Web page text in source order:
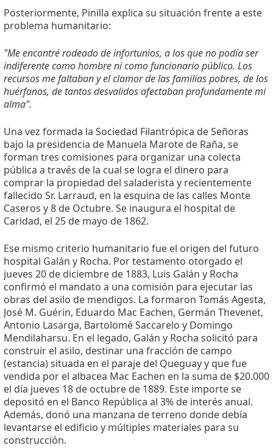
Posteriormente, Pinilla explica su situación frente a este
problema humanitario:
"Me encontré rodeado de infortunios, a los que no podía ser
indiferente como hombre ni como funcionario público. Los
recursos me faltaban y el clamor de las familias pobres, de los
huérfanos, de tantos desvalidos afectaban profundamente mi
alma".
Una vez formada la Sociedad Filantrópica de Señoras
bajo la presidencia de Manuela Marote de Raña, se
forman tres comisiones para organizar una colecta
pública a través de la cual se logra el dinero para
comprar la propiedad del saladerista y recientemente
fallecido Sr. Larraud, en la esquina de las calles Monte
Caseros y 8 de Octubre. Se inaugura el hospital de
Caridad, el 25 de mayo de 1862.
Ese mismo criterio humanitario fue el origen del futuro
hospital Galán y Rocha. Por testamento otorgado el
jueves 20 de diciembre de 1883, Luis Galán y Rocha
confirmó el mandato a una comisión para ejecutar las
obras del asilo de mendigos. La formaron Tomás Agesta,
José M. Guérin, Eduardo Mac Eachen, Germán Thevenet,
Antonio Lasarga, Bartolomé Saccarelo y Domingo
Mendilaharsu. En el legado, Galán y Rocha solicitó para
construir el asilo, destinar una fracción de campo
(estancia) situada en el paraje del Queguay y que fue
vendida por el albacea Mac Eachen en la suma de $20.000
el día jueves 18 de octubre de 1889. Este importe se
depositó en el Banco República al 3% de interés anual.
Además, donó una manzana de terreno donde debía
levantarse el edificio y múltiples materiales para su
construcción.